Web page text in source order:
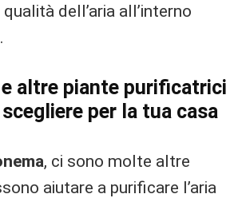
dell’aria all’interno
altre piante purificatrici
scegliere per la tua casa
, ci sono molte altre
aiutare a purificare l’aria